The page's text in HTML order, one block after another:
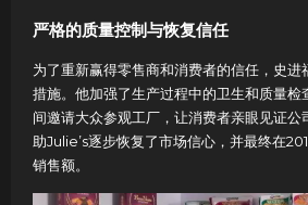
严格的质量控制与恢复信任
为了重新赢得零售商和消费者的信任，史进
措施。他加强了生产过程中的卫生和质量检
间邀请大众参观工厂，让消费者亲眼见证公
助Julie’s逐步恢复了市场信心，并最终在
销售额。